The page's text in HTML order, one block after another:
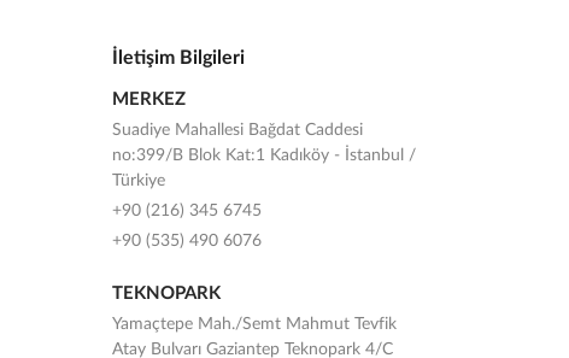
İletişim Bilgileri
MERKEZ
Suadiye Mahallesi Bağdat Caddesi
no:399/B Blok Kat:1 Kadıköy - İstanbul /
Türkiye
+90 (216) 345 6745
+90 (535) 490 6076
TEKNOPARK
Yamaçtepe Mah./Semt Mahmut Tevfik
Atay Bulvarı Gaziantep Teknopark 4/C